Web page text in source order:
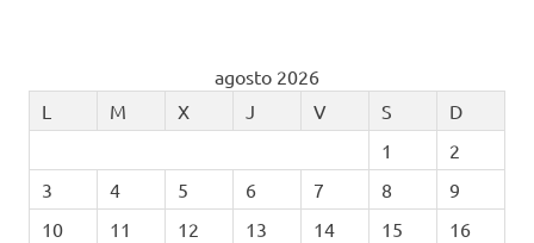
agosto 2026
L
M X J V S
D
1
2
3
4 5 6 7 8
9
10
11 12 13 14 15
16